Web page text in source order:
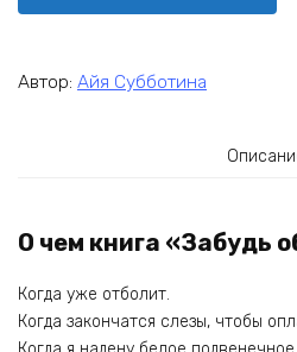
Автор: Айя Субботина
О чем книга «Забудь
Когда уже отболит.
Когда закончатся слезы, чтобы